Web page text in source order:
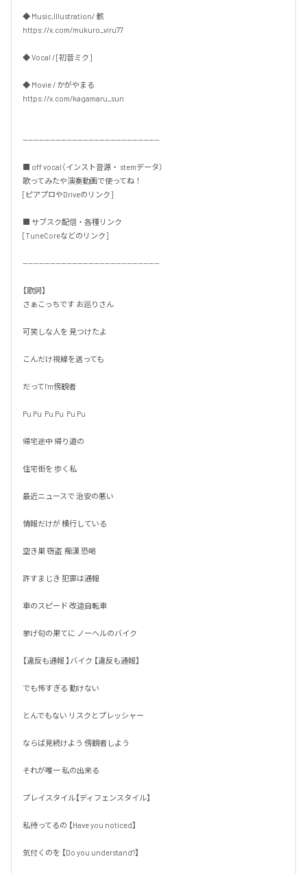
◆ Music,Illustration/ 骸
https://x.com/mukuro_viru77
◆ Vocal / [初音ミク]
◆ Movie / かがやまる
https://x.com/kagamaru_sun
--------------------------------------------------
■ off vocal（インスト音源・ stemデータ）
歌ってみたや演奏動画で使ってね！
[ピアプロやDriveのリンク]
■ サブスク配信・各種リンク
[TuneCoreなどのリンク]
--------------------------------------------------
【歌詞】
さぁこっちです お巡りさん
可笑しな人を 見つけたよ
こんだけ視線を送っても
だってI'm傍観者
Pu Pu  Pu Pu  Pu Pu
帰宅途中 帰り道の
住宅街を 歩く私
最近ニュースで 治安の悪い
情報だけが 横行している
空き巣 窃盗  痴漢 恐喝
許すまじき 犯罪は通報
車のスピード 改造自転車
挙げ句の果てに ノーヘルのバイク
【違反も通報 】バイク 【違反も通報】
でも怖すぎる 動けない
とんでもない リスクとプレッシャー
ならば見続けよう 傍観者しよう
それが唯一 私の出来る
プレイスタイル【ディフェンスタイル】
私待ってるの 【Have you noticed】
気付くのを 【Do you understand?】